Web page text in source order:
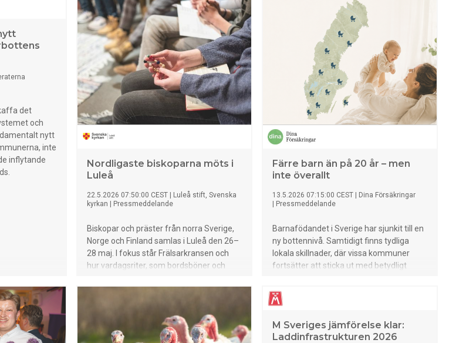
det
och
nytt
inte
inflytande
Nordligaste biskoparna möts i
Luleå
22.5.2026 07:50:00 CEST
Luleå stift, Svenska
kyrkan
Pressmeddelande
Biskopar och präster från norra Sverige,
Norge och Finland samlas i Luleå den 26–
28 maj. I fokus står Frälsarkransen och
hur vardagsriter, som bordsböner och
Färre barn än på 20 år – men
inte överallt
13.5.2026 07:15:00 CEST
Dina Försäkringar
Pressmeddelande
Barnafödandet i Sverige har sjunkit till en
ny bottennivå. Samtidigt finns tydliga
lokala skillnader, där vissa kommuner
fortsätter att sticka ut med betydligt
genomgång från Dina Försäkringar
baserad på statistik från SCB.
M Sveriges jämförelse klar:
Laddinfrastrukturen 2026